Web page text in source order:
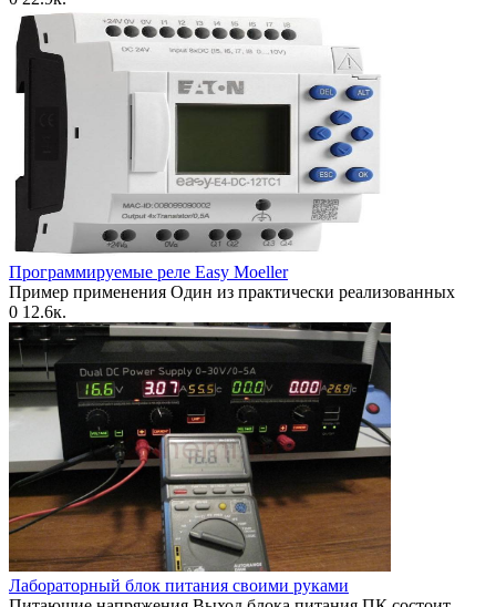
Программируемые реле Еasy Moeller
Пример применения Один из практически реализованных
0 12.6к.
Лабораторный блок питания своими руками